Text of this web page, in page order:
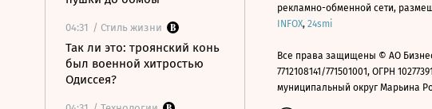
04:31 / Стиль жизни
Так ли это: троянский конь
был военной хитростью
Одиссея?
рекламно-обменной сети,
INFOX, 24smi
Все права защищены © АО
7712108141/771501001, ОГРН
муниципальный округ Марьина